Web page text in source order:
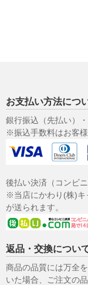
お支払い方法につ
銀行振込（先払い）
※振込手数料はお客様
後払い決済（コンビ
※当店にかわり(株)キ
が送られます。
返品・交換につい
商品の品質には万全
いた場合、ご注文の